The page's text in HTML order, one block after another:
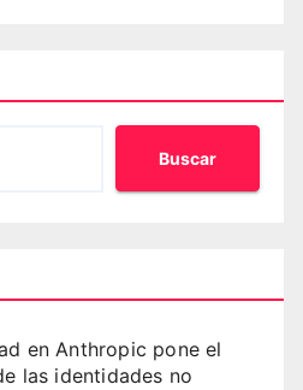
Buscar
en Anthropic pone el
las identidades no